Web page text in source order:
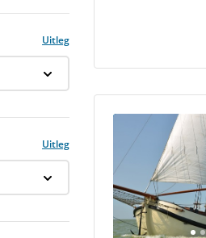
Uitleg
Uitleg